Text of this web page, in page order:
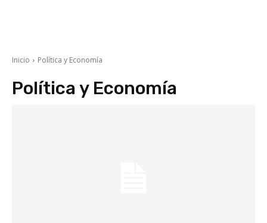
Inicio Política y Economía
Política y Economía